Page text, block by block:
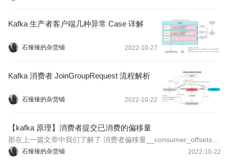
Kafka 生产者客户端几种异常 Case 详解
石臻臻的杂货铺 2022-10-27
Kafka 消费者 JoinGroupRequest 流程解析
石臻臻的杂货铺 2022-10-22
【kafka 原理】消费者提交已消费的偏移量
石臻臻的杂货铺 2022-10-22
那在上一篇文章中我们了解了 消费者偏移量__consumer_offsets_,
知道了 消费者在消费了消息之后会把消费的offset 更新到以 名称为